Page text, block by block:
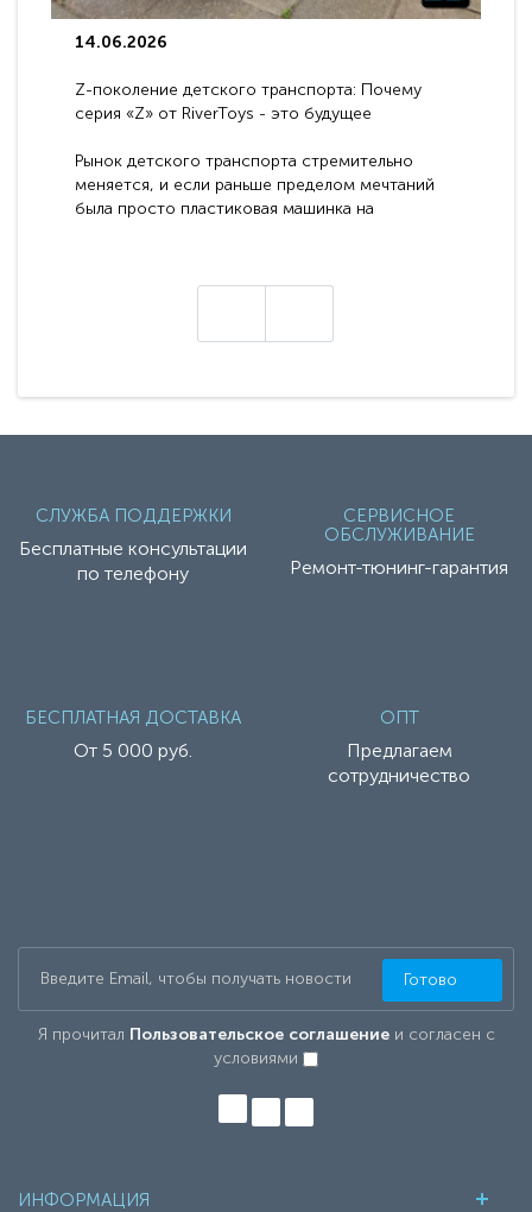
14.06.2026
Z-поколение детского транспорта: Почему
серия «Z» от RiverToys - это будущее
Рынок детского транспорта стремительно
меняется, и если раньше пределом мечтаний
была просто пластиковая машинка на
СЛУЖБА ПОДДЕРЖКИ
Бесплатные консультации
по телефону
СЕРВИСНОЕ
ОБСЛУЖИВАНИЕ
Ремонт-тюнинг-гарантия
БЕСПЛАТНАЯ ДОСТАВКА
От 5 000 руб.
ОПТ
Предлагаем
сотрудничество
Я прочитал Пользовательское соглашениеи согласен с
условиями
Готово
ИНФОРМАЦИЯ